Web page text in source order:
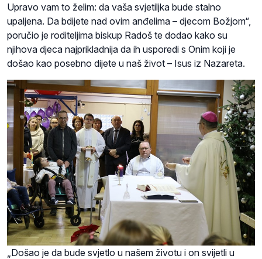
Upravo vam to želim: da vaša svjetiljka bude stalno
upaljena. Da bdijete nad ovim anđelima – djecom Božjom“,
poručio je roditeljima biskup Radoš te dodao kako su
njihova djeca najprikladnija da ih usporedi s Onim koji je
došao kao posebno dijete u naš život – Isus iz Nazareta.
„Došao je da bude svjetlo u našem životu i on svijetli u